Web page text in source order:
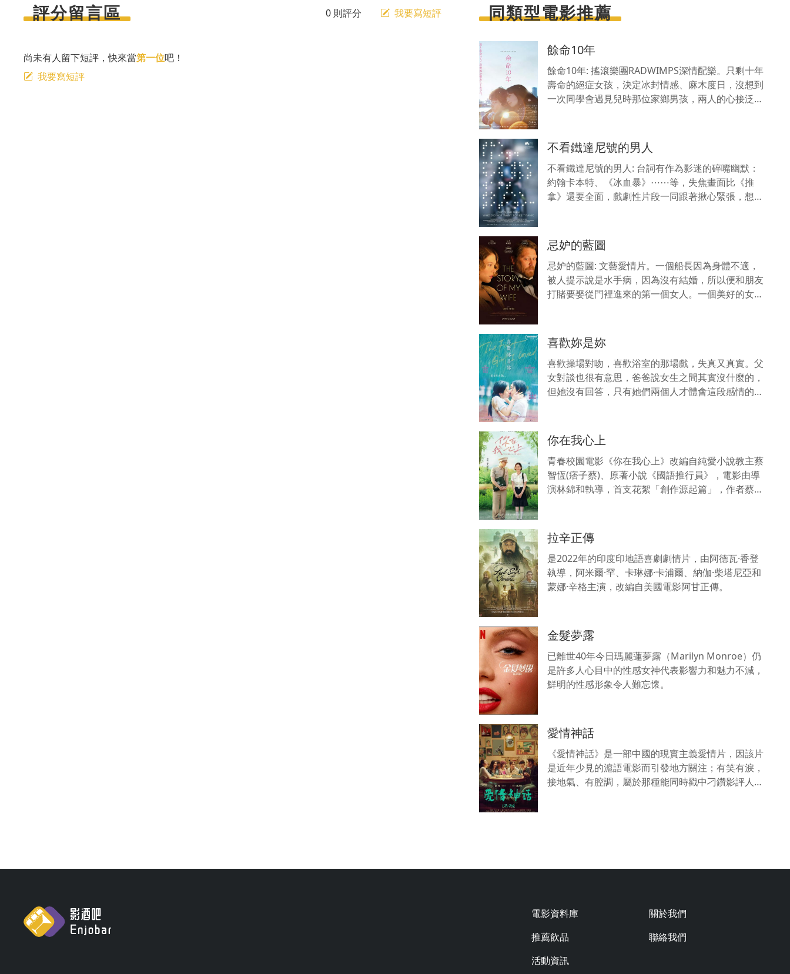
評分留言區 0 則評分 我要寫短評
尚未有人留下短評，快來當第一位吧！
我要寫短評
同類型電影推薦
餘命10年
餘命10年: 搖滾樂團RADWIMPS深情配樂。只剩十年
壽命的絕症女孩，決定冰封情感、麻木度日，沒想到
一次同學會遇見兒時那位家鄉男孩，兩人的心接泛起
不看鐵達尼號的男人
不看鐵達尼號的男人: 台詞有作為影迷的碎嘴幽默：
約翰卡本特、《冰血暴》⋯⋯等，失焦畫面比《推
拿》還要全面，戲劇性片段一同跟著揪心緊張，想到
忌妒的藍圖
忌妒的藍圖: 文藝愛情片。一個船長因為身體不適，
被人提示說是水手病，因為沒有結婚，所以便和朋友
打賭要娶從門裡進來的第一個女人。一個美好的女子
喜歡妳是妳
喜歡操場對吻，喜歡浴室的那場戲，失真又真實。父
女對談也很有意思，爸爸說女生之間其實沒什麼的，
但她沒有回答，只有她們兩個人才體會這段感情的熱
你在我心上
青春校園電影《你在我心上》改編自純愛小說教主蔡
智恆(痞子蔡)、原著小說《國語推行員》，電影由導
演林錦和執導，首支花絮「創作源起篇」，作者蔡智
拉辛正傳
是2022年的印度印地語喜劇劇情片，由阿德瓦·香登
執導，阿米爾·罕、卡琳娜·卡浦爾、納伽·柴塔尼亞和
蒙娜·辛格主演，改編自美國電影阿甘正傳。
金髮夢露
已離世40年今日瑪麗蓮夢露（Marilyn Monroe）仍
是許多人心目中的性感女神代表影響力和魅力不減，
鮮明的性感形象令人難忘懷。
愛情神話
《愛情神話》是一部中國的現實主義愛情片，因該片
是近年少見的滬語電影而引發地方關注；有笑有淚，
接地氣、有腔調，屬於那種能同時戳中刁鑽影評人和
電影資料庫
推薦飲品
活動資訊
關於我們
聯絡我們